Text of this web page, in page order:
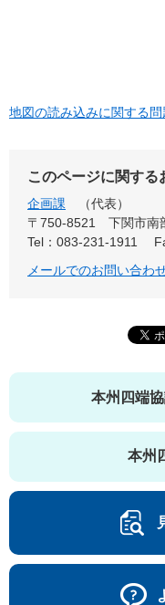
地図の読み込みに関する
このページに関する
企画課
代表
〒750-8521
下関市南
Tel：083-231-1911
メールでのお問い合わ
本州四端
本州